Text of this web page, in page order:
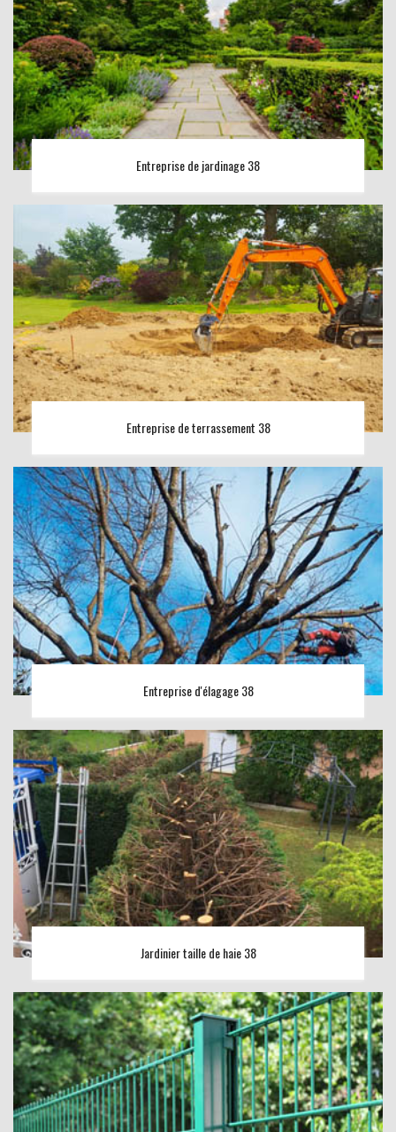
Entreprise de jardinage 38
Entreprise de terrassement 38
Entreprise d'élagage 38
Jardinier taille de haie 38